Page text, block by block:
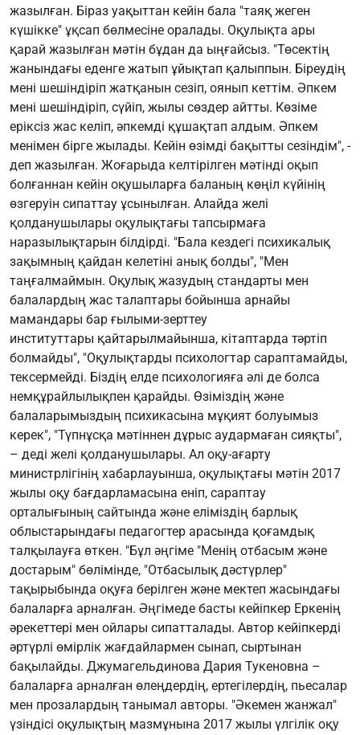
жазылған. Біраз уақыттан кейін бала "таяқ жеген
күшікке" ұқсап бөлмесіне оралады. Оқулықта ары
қарай жазылған мәтін бұдан да ыңғайсыз. "Төсектің
жанындағы еденге жатып ұйықтап қалыппын. Біреудің
мені шешіндіріп жатқанын сезіп, оянып кеттім. Әпкем
мені шешіндіріп, сүйіп, жылы сөздер айтты. Көзіме
еріксіз жас келіп, әпкемді құшақтап алдым. Әпкем
менімен бірге жылады. Кейін өзімді бақытты сезіндім", -
деп жазылған. Жоғарыда келтірілген мәтінді оқып
болғаннан кейін оқушыларға баланың көңіл күйінің
өзгеруін сипаттау ұсынылған. Алайда желі
қолданушылары оқулықтағы тапсырмаға
наразылықтарын білдірді. "Бала кездегі психикалық
зақымның қайдан келетіні анық болды", "Мен
таңғалмаймын. Оқулық жазудың стандарты мен
балалардың жас талаптары бойынша арнайы
мамандары бар ғылыми-зерттеу
институттары қайтарылмайынша, кітаптарда тәртіп
болмайды", "Оқулықтарды психологтар сараптамайды,
тексермейді. Біздің елде психологияға әлі де болса
немқұрайлылықпен қарайды. Өзіміздің және
балаларымыздың психикасына мұқият болуымыз
керек", "Түпнұсқа мәтіннен дұрыс аудармаған сияқты",
– деді желі қолданушылары. Ал оқу-ағарту
министрлігінің хабарлауынша, оқулықтағы мәтін 2017
жылы оқу бағдарламасына еніп, сараптау
орталығының сайтында және еліміздің барлық
облыстарындағы педагогтер арасында қоғамдық
талқылауға өткен. "Бұл әңгіме "Менің отбасым және
достарым" бөлімінде, "Отбасылық дәстүрлер"
тақырыбында оқуға берілген және мектеп жасындағы
балаларға арналған. Әңгімеде басты кейіпкер Еркенің
әрекеттері мен ойлары сипатталады. Автор кейіпкерді
әртүрлі өмірлік жағдайлармен сынап, сыртынан
бақылайды. Джумагельдинова Дария Тукеновна –
балаларға арналған өлеңдердің, ертегілердің, пьесалар
мен прозалардың танымал авторы. "Әкемен жанжал"
үзіндісі оқулықтың мазмұнына 2017 жылы үлгілік оқу